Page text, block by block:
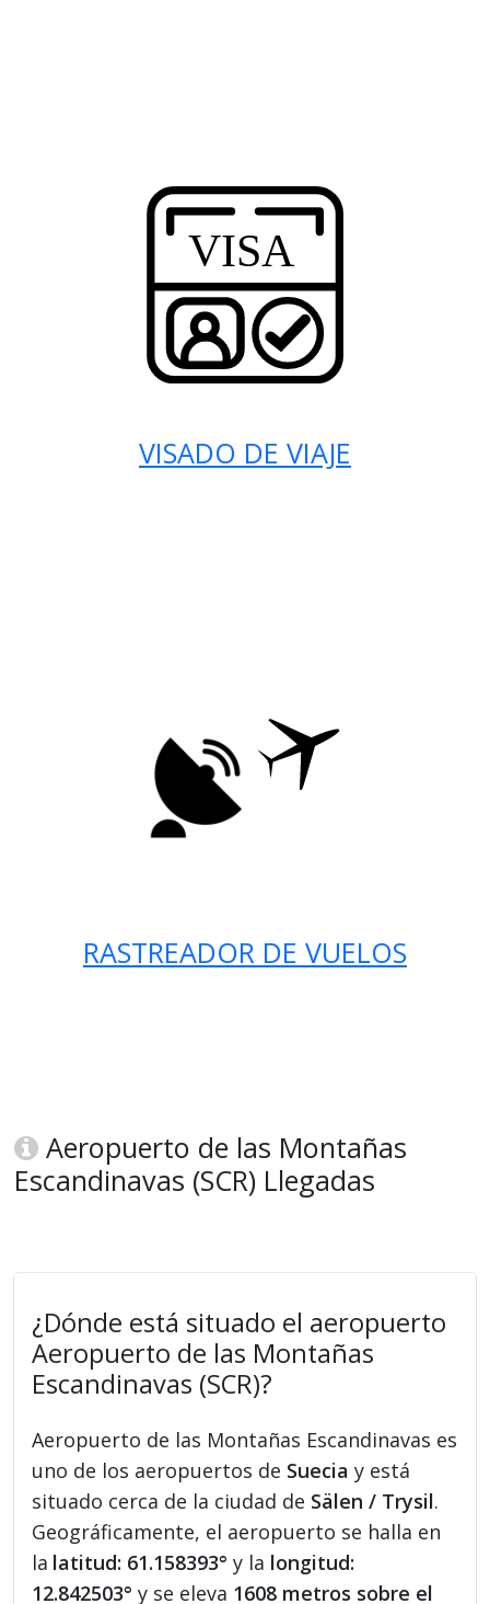
VISADO DE VIAJE
RASTREADOR DE VUELOS
Aeropuerto de las Montañas
Escandinavas (SCR) Llegadas
¿Dónde está situado el aeropuerto
Aeropuerto de las Montañas
Escandinavas (SCR)?
Aeropuerto de las Montañas Escandinavas es
uno de los aeropuertos de Suecia y está
situado cerca de la ciudad de Sälen / Trysil.
Geográficamente, el aeropuerto se halla en
la latitud: 61.158393° y la longitud:
12.842503° y se eleva 1608 metros sobre el